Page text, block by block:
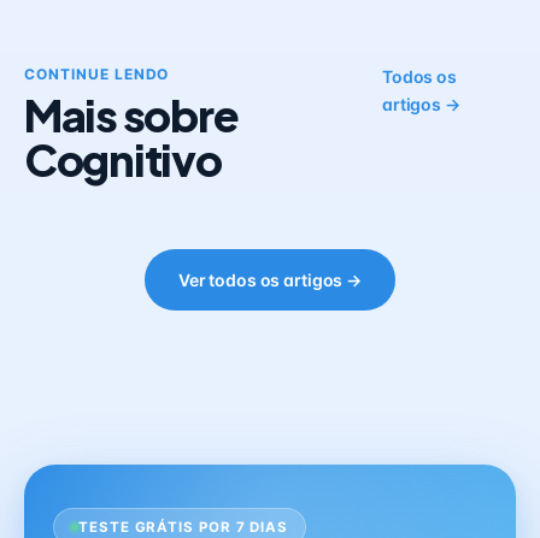
CONTINUE LENDO
Mais sobre
Cognitivo
Todos os
artigos →
Ver todos os artigos →
TESTE GRÁTIS POR 7 DIAS